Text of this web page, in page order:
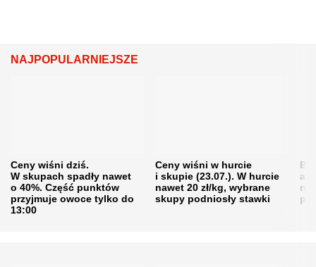
NAJPOPULARNIEJSZE
Ceny wiśni dziś.
W skupach spadły nawet
o 40%. Część punktów
przyjmuje owoce tylko do
13:00
Ceny wiśni w hurcie
i skupie (23.07.). W hurcie
nawet 20 zł/kg, wybrane
skupy podniosły stawki